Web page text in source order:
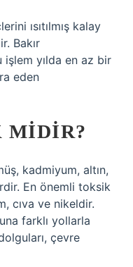
ısıtılmış kalay
Bakır
yılda en az bir
eden
MIDIR?
kadmiyum, altın,
En önemli toksik
cıva ve nikeldir.
farklı yollarla
çevre